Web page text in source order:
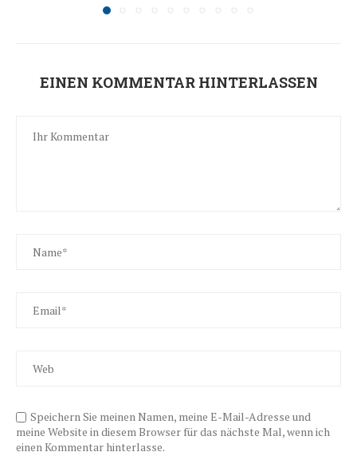
EINEN KOMMENTAR HINTERLASSEN
Speichern Sie meinen Namen, meine E-Mail-Adresse und
meine Website in diesem Browser für das nächste Mal, wenn ich
einen Kommentar hinterlasse.